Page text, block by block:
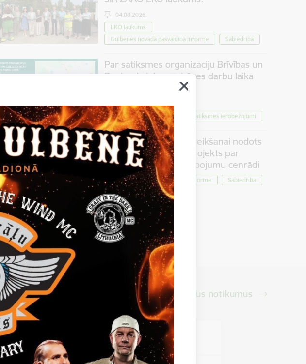
04.08.2026.
EKO laukums
Gulbenes novada pašvaldība informē
Sabiedrība
Par satiksmes organizāciju Brīvības un
Dzelzceļa ielas pārbūves darbu laikā
Projekti
Sabiedrība Satiksmes ierobežojumi
Iedzīvotāju viedokļa izteikšanai nodots
saistošo noteikumu projekts par
tūrisma maksas pakalpojumu cenrādi
30.07.2026. Pašvaldība informē Sabiedrība
Skatīt visus notikumus
Gulbenes pilsētas stadions